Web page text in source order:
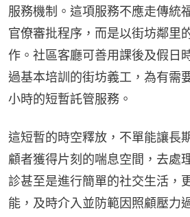
服務機制。這項服務不應走傳統
官僚審批程序，而是以街坊鄰里
作。社區客廳可善用課後及假日
過基本培訓的街坊義工，為有需
小時的短暫託管服務。
這短暫的時空釋放，不單能讓長
顧者獲得片刻的喘息空間，去處
診甚至是進行簡單的社交生活，
能，及時介入並防範因照顧壓力